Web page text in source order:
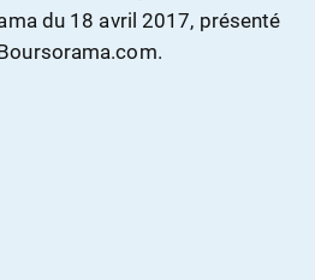
du 18 avril 2017, présenté